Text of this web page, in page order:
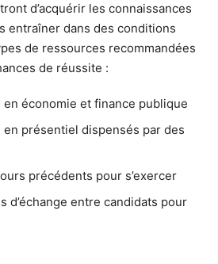
d’acquérir les connaissances
entraîner dans des conditions
de ressources recommandées
de réussite :
économie et finance publique
présentiel dispensés par des
précédents pour s’exercer
d’échange entre candidats pour